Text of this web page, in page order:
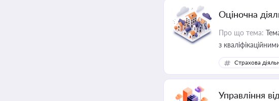
Оціночна
Про що тема:
з
медійних змін у
приватизації,
Страхова
Управління